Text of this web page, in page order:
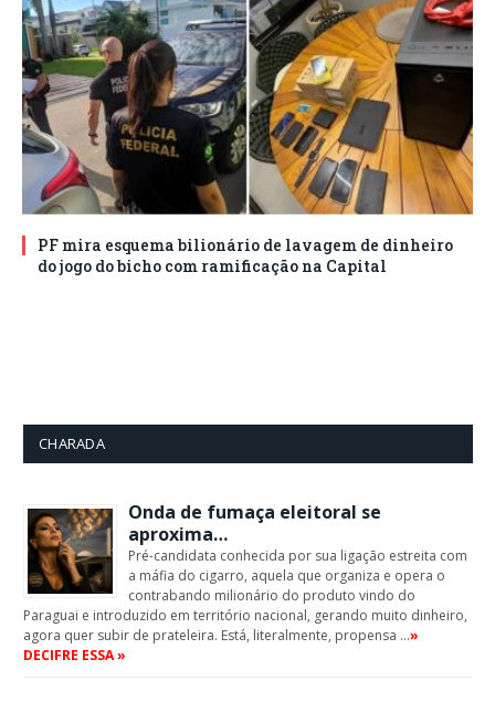
PF mira esquema bilionário de lavagem de dinheiro
do jogo do bicho com ramificação na Capital
CHARADA
Onda de fumaça eleitoral se
aproxima…
Pré-candidata conhecida por sua ligação estreita com
a máfia do cigarro, aquela que organiza e opera o
contrabando milionário do produto vindo do
Paraguai e introduzido em território nacional, gerando muito dinheiro,
agora quer subir de prateleira. Está, literalmente, propensa …»
DECIFRE ESSA »